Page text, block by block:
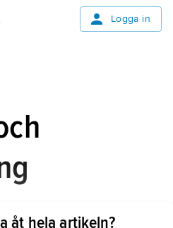
Logga in
åt hela artikeln?